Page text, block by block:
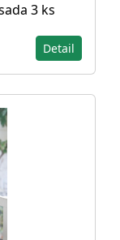
3 ks
Detail